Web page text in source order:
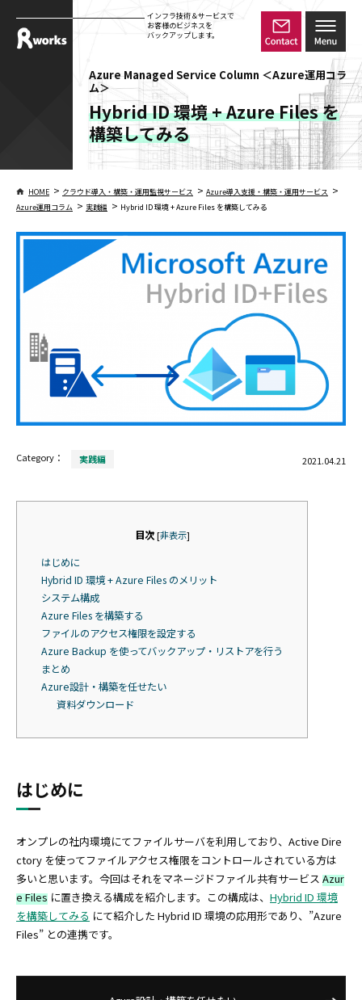
インフラ技術＆サービスで
お客様のビジネスを
バックアップします。
Azure Managed Service Column ＜Azure運用コラ
ム＞
Hybrid ID 環境 + Azure Files を
構築してみる
HOME > クラウド導入・構築・運用監視サービス > Azure導入支援・構築・運用サービス >
Azure運用コラム > 実践編 > Hybrid ID 環境 + Azure Files を構築してみる
Category： 実践編 2021.04.21
目次 [非表示]
はじめに
Hybrid ID 環境 + Azure Files のメリット
システム構成
Azure Files を構築する
ファイルのアクセス権限を設定する
Azure Backup を使ってバックアップ・リストアを行う
まとめ
Azure設計・構築を任せたい
資料ダウンロード
はじめに
オンプレの社内環境にてファイルサーバを利用しており、Active Dire
ctory を使ってファイルアクセス権限をコントロールされている方は
多いと思います。今回はそれをマネージドファイル共有サービス Azur
e Files に置き換える構成を紹介します。この構成は、 Hybrid ID 環境
を構築してみる にて紹介した Hybrid ID 環境の応用形であり、”Azure
Files” との連携です。